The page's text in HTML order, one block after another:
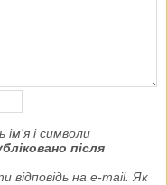
і символи
після
відповідь на e-mail. Як